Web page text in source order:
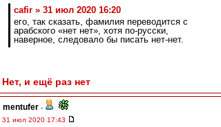
cafir » 31 июл 2020 16:20
его, так сказать, фамилия переводится с
арабского «нет нет», хотя по-русски,
наверное, следовало бы писать нет-нет.
Нет, и ещё раз нет
mentufer -
31 июл 2020 17:43